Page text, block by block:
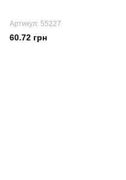
Артикул: 55227
60.72 грн